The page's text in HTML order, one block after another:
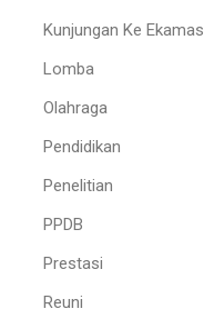
Kunjungan Ke Ekamas
Lomba
Olahraga
Pendidikan
Penelitian
PPDB
Prestasi
Reuni